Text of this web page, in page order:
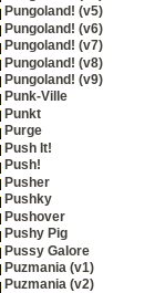
Pungoland! (v5)
Pungoland! (v6)
Pungoland! (v7)
Pungoland! (v8)
Pungoland! (v9)
Punk-Ville
Punkt
Purge
Push It!
Push!
Pusher
Pushky
Pushover
Pushy Pig
Pussy Galore
Puzmania (v1)
Puzmania (v2)